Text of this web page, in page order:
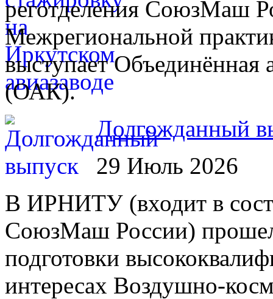
реготделения СоюзМаш
Межрегиональной
выступает Объединённая
(ОАК).
Долгожданный
29 Июль 2026
В ИРНИТУ (входит в
СоюзМаш России) прошел
подготовки
интересах Воздушно-